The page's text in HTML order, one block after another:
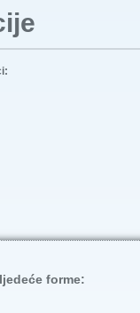
forme: